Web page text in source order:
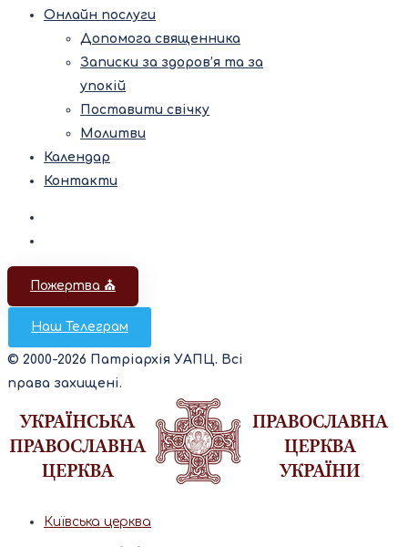
Онлайн послуги
Допомога священника
Записки за здоров’я та за
упокій
Поставити свічку
Молитви
Календар
Контакти
Пожертва ⛪️
Наш Телеграм
© 2000-2026 Патріархія УАПЦ. Всі
права захищені.
Київська церква